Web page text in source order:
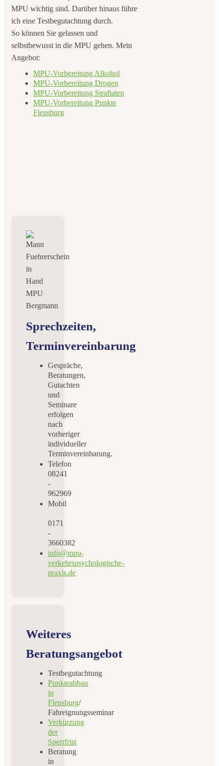
MPU wichtig sind. Darüber hinaus führe
ich eine Testbegutachtung durch.
So können Sie gelassen und
selbstbewusst in die MPU gehen. Mein
Angebot:
MPU-Vorbereitung Alkohol
MPU-Vorbereitung Drogen
MPU-Vorbereitung Straftaten
MPU-Vorbereitung Punkte
Flensburg
Sprechzeiten,
Terminvereinbarung
Gespräche,
Beratungen,
Gutachten
und
Seminare
erfolgen
nach
vorheriger
individueller
Terminvereinbarung.
Telefon
08241
-
962969
Mobil
0171
-
3660382
info@mpu-
verkehrspsychologische-
praxis.de
Weiteres
Beratungsangebot
Testbegutachtung
Punkteabbau
in
Flensburg/
Fahreignungsseminar
Verkürzung
der
Sperrfrist
Beratung
in